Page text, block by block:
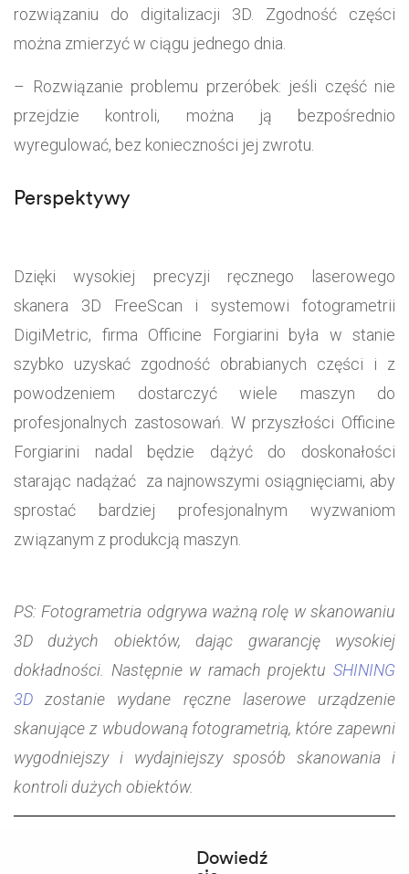
rozwiązaniu do digitalizacji 3D. Zgodność części
można zmierzyć w ciągu jednego dnia.
– Rozwiązanie problemu przeróbek: jeśli część nie
przejdzie kontroli, można ją bezpośrednio
wyregulować, bez konieczności jej zwrotu.
Perspektywy
Dzięki wysokiej precyzji ręcznego laserowego
skanera 3D FreeScan i systemowi fotogrametrii
DigiMetric, firma Officine Forgiarini była w stanie
szybko uzyskać zgodność obrabianych części i z
powodzeniem dostarczyć wiele maszyn do
profesjonalnych zastosowań. W przyszłości Officine
Forgiarini nadal będzie dążyć do doskonałości
starając nadążać za najnowszymi osiągnięciami, aby
sprostać bardziej profesjonalnym wyzwaniom
związanym z produkcją maszyn.
PS: Fotogrametria odgrywa ważną rolę w skanowaniu
3D dużych obiektów, dając gwarancję wysokiej
dokładności. Następnie w ramach projektu SHINING
3D zostanie wydane ręczne laserowe urządzenie
skanujące z wbudowaną fotogrametrią, które zapewni
wygodniejszy i wydajniejszy sposób skanowania i
kontroli dużych obiektów.
Dowiedź